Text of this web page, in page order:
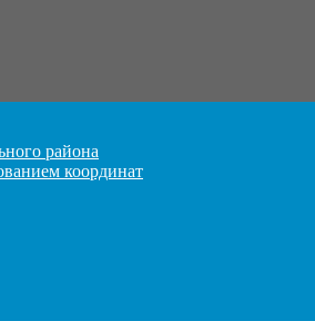
района
координат